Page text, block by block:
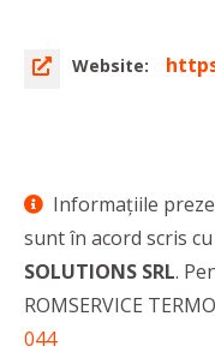
Website:
Informaţiile
sunt în acord scris
SOLUTIONS SRL.
ROMSERVICE
044